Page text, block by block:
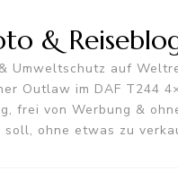
&
Umweltschutz auf
Outlaw im DAF T244
frei von Werbung &
soll, ohne etwas zu